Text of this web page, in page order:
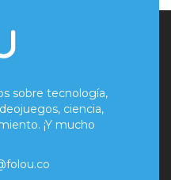
sobre tecnología,
ciencia,
¡Y mucho